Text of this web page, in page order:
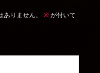
ありません。 ※ が付いて